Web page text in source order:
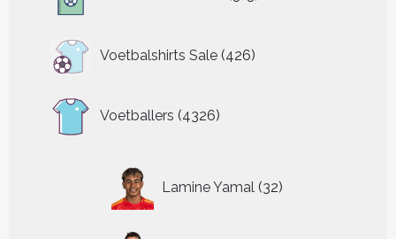
producten
Voetbalshirts Sale 426
426
producten
Voetballers 4326
producten
Lamine Yamal 32
producten